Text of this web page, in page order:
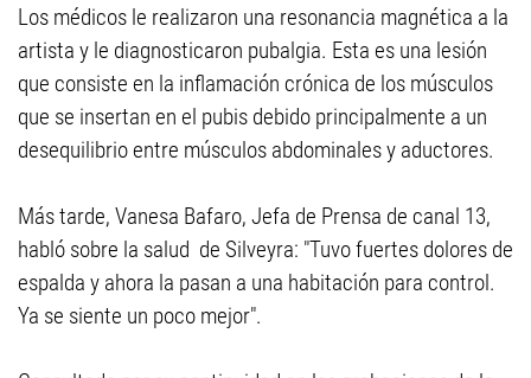
Los médicos le realizaron una resonancia magnética a la
artista y le diagnosticaron pubalgia. Esta es una lesión
que consiste en la inflamación crónica de los músculos
que se insertan en el pubis debido principalmente a un
desequilibrio entre músculos abdominales y aductores.
Más tarde, Vanesa Bafaro, Jefa de Prensa de canal 13,
habló sobre la salud de Silveyra: "Tuvo fuertes dolores de
espalda y ahora la pasan a una habitación para control.
Ya se siente un poco mejor".